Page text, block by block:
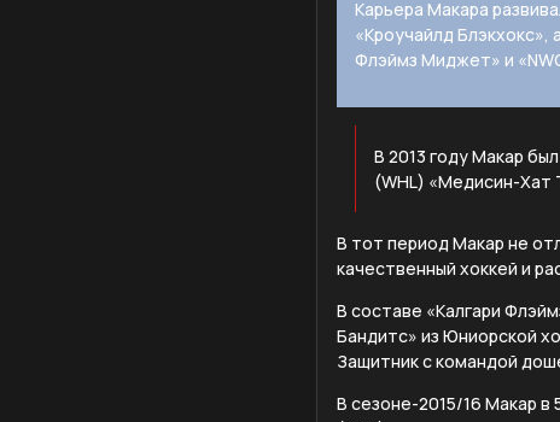
Карьера Макара
«Кроучайлд Блэкхокс»,
Флэймз Миджет» и
В 2013 году Макар
(WHL) «Медисин-Хат
В тот период Макар не
качественный хоккей и
В составе «Калгари
Бандитс» из Юниорской
Защитник с командой
В сезоне-2015/16 Макар в